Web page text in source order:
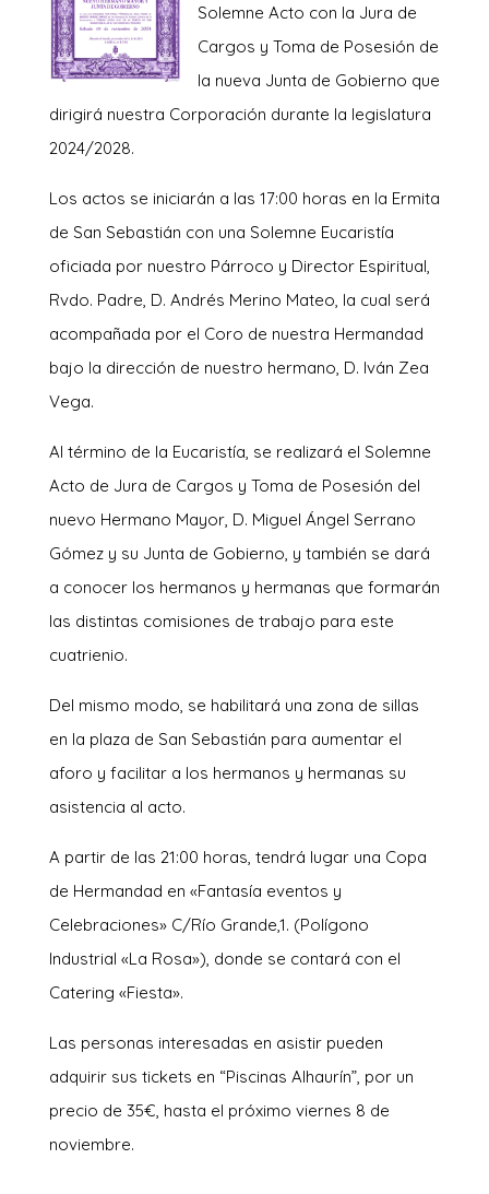
Solemne Acto con la Jura de
Cargos y Toma de Posesión de
la nueva Junta de Gobierno que
dirigirá nuestra Corporación durante la legislatura
2024/2028.
Los actos se iniciarán a las 17:00 horas en la Ermita
de San Sebastián con una Solemne Eucaristía
oficiada por nuestro Párroco y Director Espiritual,
Rvdo. Padre, D. Andrés Merino Mateo, la cual será
acompañada por el Coro de nuestra Hermandad
bajo la dirección de nuestro hermano, D. Iván Zea
Vega.
Al término de la Eucaristía, se realizará el Solemne
Acto de Jura de Cargos y Toma de Posesión del
nuevo Hermano Mayor, D. Miguel Ángel Serrano
Gómez y su Junta de Gobierno, y también se dará
a conocer los hermanos y hermanas que formarán
las distintas comisiones de trabajo para este
cuatrienio.
Del mismo modo, se habilitará una zona de sillas
en la plaza de San Sebastián para aumentar el
aforo y facilitar a los hermanos y hermanas su
asistencia al acto.
A partir de las 21:00 horas, tendrá lugar una Copa
de Hermandad en «Fantasía eventos y
Celebraciones» C/Río Grande,1. (Polígono
Industrial «La Rosa»), donde se contará con el
Catering «Fiesta».
Las personas interesadas en asistir pueden
adquirir sus tickets en “Piscinas Alhaurín”, por un
precio de 35€, hasta el próximo viernes 8 de
noviembre.